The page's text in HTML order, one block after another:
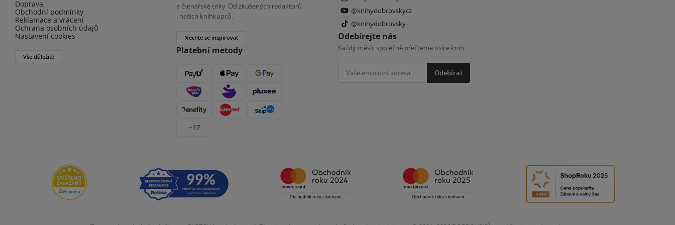
Doprava
Obchodní podmínky
Reklamace a vrácení
Ochrana osobních údajů
Nastavení cookies
Vše důležité
a čtenářské triky. Od zkušených redaktorů
i našich knihkupců.
Nechte se inspirovat
Platební metody
+ 17
@knihydobrovskycz
@knihydobrovsky
Odebírejte nás
Každý měsíc společně přečteme tisíce knih
Odebírat